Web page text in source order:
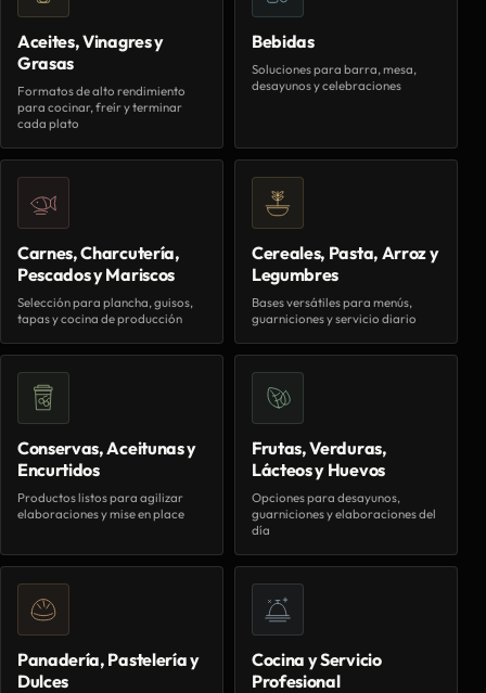
Aceites, Vinagres y
Grasas
Formatos de alto rendimiento
para cocinar, freír y terminar
cada plato
Bebidas
Soluciones para barra, mesa,
desayunos y celebraciones
Carnes, Charcutería,
Pescados y Mariscos
Selección para plancha, guisos,
tapas y cocina de producción
Cereales, Pasta, Arroz y
Legumbres
Bases versátiles para menús,
guarniciones y servicio diario
Conservas, Aceitunas y
Encurtidos
Productos listos para agilizar
elaboraciones y mise en place
Frutas, Verduras,
Lácteos y Huevos
Opciones para desayunos,
guarniciones y elaboraciones del
día
Panadería, Pastelería y
Dulces
Cocina y Servicio
Profesional